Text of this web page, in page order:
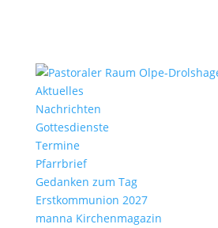
Aktu­elles
Nach­richten
Gottes­dienste
Termine
Pfarr­brief
Gedanken zum Tag
Erst­kom­mu­nion 2027
manna Kirchen­ma­gazin